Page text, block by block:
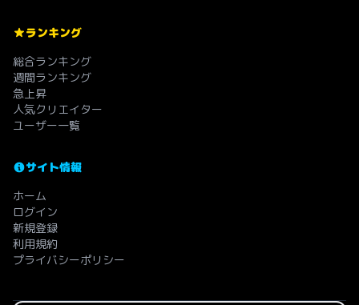
ランキング
総合ランキング
週間ランキング
急上昇
人気クリエイター
ユーザー一覧
サイト情報
ホーム
ログイン
新規登録
利用規約
プライバシーポリシー